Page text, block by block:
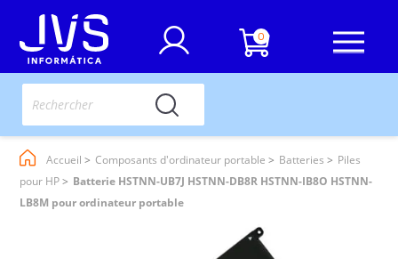
0
Accueil Composants d'ordinateur portable Batteries
Piles
pour HP
Batterie HSTNN-UB7J HSTNN-DB8R HSTNN-IB8O HSTNN-
LB8M pour ordinateur portable